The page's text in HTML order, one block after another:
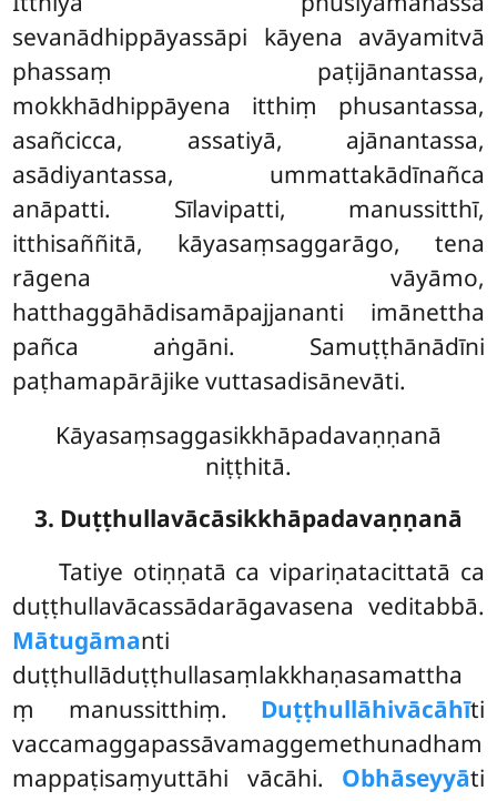
sevanādhippāyassāpi kāyena avāyamitvā
phassaṃ paṭijānantassa,
mokkhādhippāyena itthiṃ phusantassa,
asañcicca, assatiyā, ajānantassa,
asādiyantassa, ummattakādīnañca
anāpatti. Sīlavipatti, manussitthī,
itthisaññitā, kāyasaṃsaggarāgo, tena
rāgena vāyāmo,
hatthaggāhādisamāpajjananti imānettha
pañca aṅgāni. Samuṭṭhānādīni
paṭhamapārājike vuttasadisānevāti.
Kāyasaṃsaggasikkhāpadavaṇṇanā
niṭṭhitā.
3. Duṭṭhullavācāsikkhāpadavaṇṇanā
Tatiye otiṇṇatā ca vipariṇatacittatā ca
duṭṭhullavācassādarāgavasena veditabbā.
Mātugāmanti
duṭṭhullāduṭṭhullasaṃlakkhaṇasamattha
ṃ manussitthiṃ. Duṭṭhullāhivācāhīti
vaccamaggapassāvamaggemethunadham
mappaṭisaṃyuttāhi vācāhi. Obhāseyyāti